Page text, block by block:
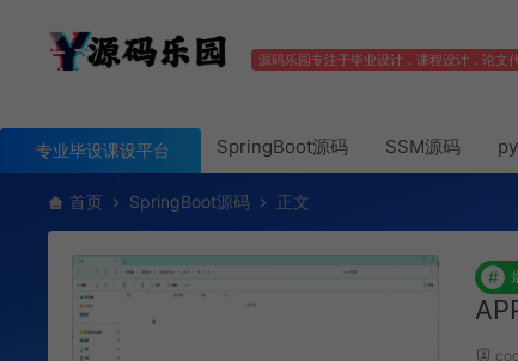
源码乐园专注于毕业设计，课程设计，论文
专业毕设课设平台 SpringBoot源码 SSM源码
首页 SpringBoot源码 正文
#